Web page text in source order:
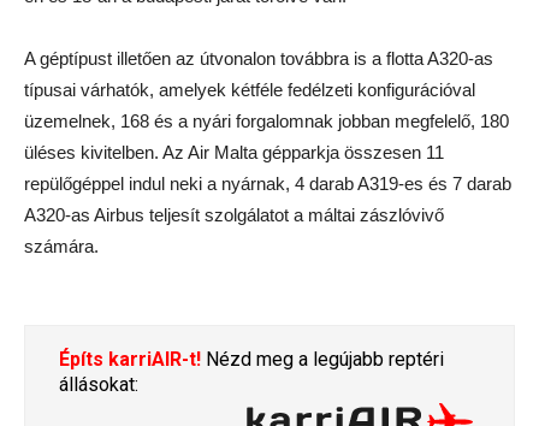
A géptípust illetően az útvonalon továbbra is a flotta A320-as
típusai várhatók, amelyek kétféle fedélzeti konfigurációval
üzemelnek, 168 és a nyári forgalomnak jobban megfelelő, 180
üléses kivitelben. Az Air Malta gépparkja összesen 11
repülőgéppel indul neki a nyárnak, 4 darab A319-es és 7 darab
A320-as Airbus teljesít szolgálatot a máltai zászlóvivő
számára.
Építs karriAIR-t! Nézd meg a legújabb reptéri
állásokat: